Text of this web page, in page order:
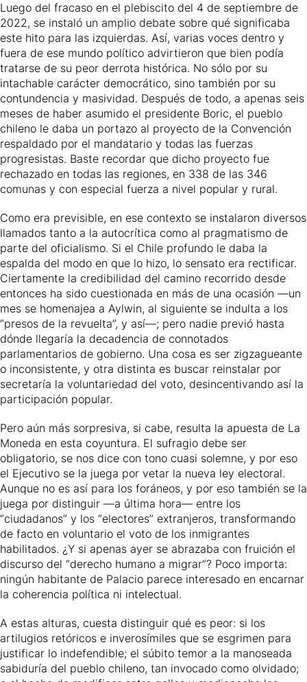
Luego del fracaso en el plebiscito del 4 de septiembre de
2022, se instaló un amplio debate sobre qué significaba
este hito para las izquierdas. Así, varias voces dentro y
fuera de ese mundo político advirtieron que bien podía
tratarse de su peor derrota histórica. No sólo por su
intachable carácter democrático, sino también por su
contundencia y masividad. Después de todo, a apenas seis
meses de haber asumido el presidente Boric, el pueblo
chileno le daba un portazo al proyecto de la Convención
respaldado por el mandatario y todas las fuerzas
progresistas. Baste recordar que dicho proyecto fue
rechazado en todas las regiones, en 338 de las 346
comunas y con especial fuerza a nivel popular y rural.
Como era previsible, en ese contexto se instalaron diversos
llamados tanto a la autocrítica como al pragmatismo de
parte del oficialismo. Si el Chile profundo le daba la
espalda del modo en que lo hizo, lo sensato era rectificar.
Ciertamente la credibilidad del camino recorrido desde
entonces ha sido cuestionada en más de una ocasión —un
mes se homenajea a Aylwin, al siguiente se indulta a los
“presos de la revuelta”, y así—; pero nadie previó hasta
dónde llegaría la decadencia de connotados
parlamentarios de gobierno. Una cosa es ser zigzagueante
o inconsistente, y otra distinta es buscar reinstalar por
secretaría la voluntariedad del voto, desincentivando así la
participación popular.
Pero aún más sorpresiva, si cabe, resulta la apuesta de La
Moneda en esta coyuntura. El sufragio debe ser
obligatorio, se nos dice con tono cuasi solemne, y por eso
el Ejecutivo se la juega por vetar la nueva ley electoral.
Aunque no es así para los foráneos, y por eso también se la
juega por distinguir —a última hora— entre los
“ciudadanos” y los “electores” extranjeros, transformando
de facto en voluntario el voto de los inmigrantes
habilitados. ¿Y si apenas ayer se abrazaba con fruición el
discurso del “derecho humano a migrar”? Poco importa:
ningún habitante de Palacio parece interesado en encarnar
la coherencia política ni intelectual.
A estas alturas, cuesta distinguir qué es peor: si los
artilugios retóricos e inverosímiles que se esgrimen para
justificar lo indefendible; el súbito temor a la manoseada
sabiduría del pueblo chileno, tan invocado como olvidado;